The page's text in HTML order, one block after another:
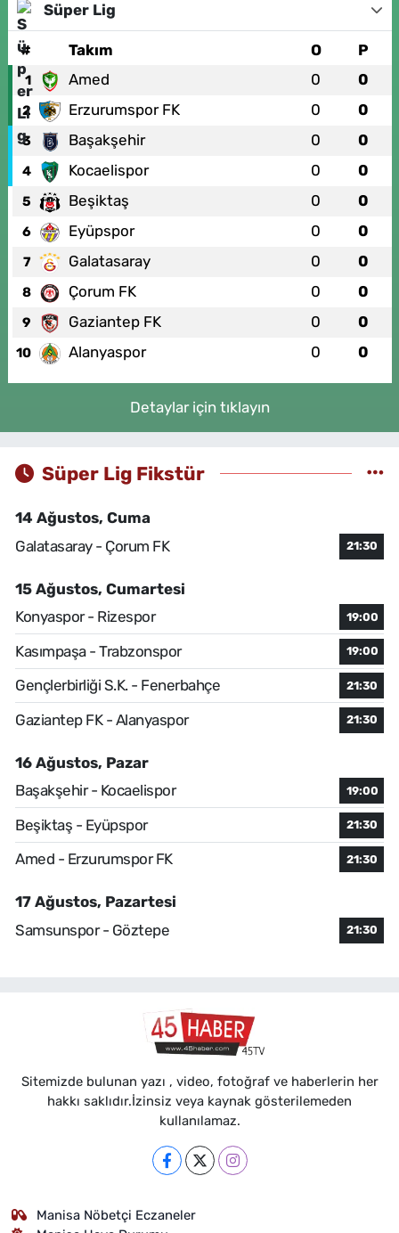
Süper Lig
# Takım O P
1 Amed 0 0
2 Erzurumspor FK 0 0
3 Başakşehir 0 0
4 Kocaelispor 0 0
5 Beşiktaş 0 0
6 Eyüpspor 0 0
7 Galatasaray 0 0
8 Çorum FK 0 0
9 Gaziantep FK 0 0
10 Alanyaspor 0 0
Detaylar için tıklayın
Süper Lig Fikstür
14 Ağustos, Cuma
Galatasaray - Çorum FK
21:30
15 Ağustos, Cumartesi
Konyaspor - Rizespor
19:00
Kasımpaşa - Trabzonspor 19:00
Gençlerbirliği S.K. - Fenerbahçe 21:30
Gaziantep FK - Alanyaspor 21:30
16 Ağustos, Pazar
Başakşehir - Kocaelispor
19:00
Beşiktaş - Eyüpspor 21:30
Amed - Erzurumspor FK 21:30
17 Ağustos, Pazartesi
Samsunspor - Göztepe
21:30
Sitemizde bulunan yazı , video, fotoğraf ve haberlerin her
hakkı saklıdır.İzinsiz veya kaynak gösterilemeden
kullanılamaz.
Manisa Nöbetçi Eczaneler